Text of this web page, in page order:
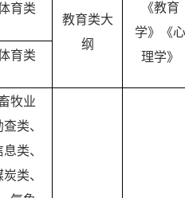
育类
教育类大
纲
《教育
学》《心
理学》
育类
牧业
类、
类、
类、